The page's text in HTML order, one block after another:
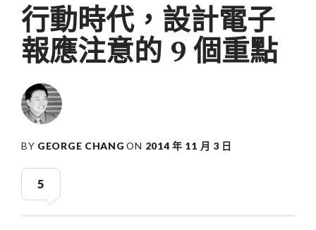
行動時代，設計電子
報應注意的 9 個重點
BY GEORGE CHANG ON 2014 年 11 月 3 日
5